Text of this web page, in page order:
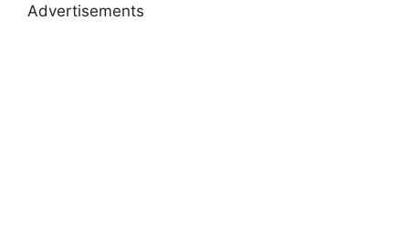
Advertisements